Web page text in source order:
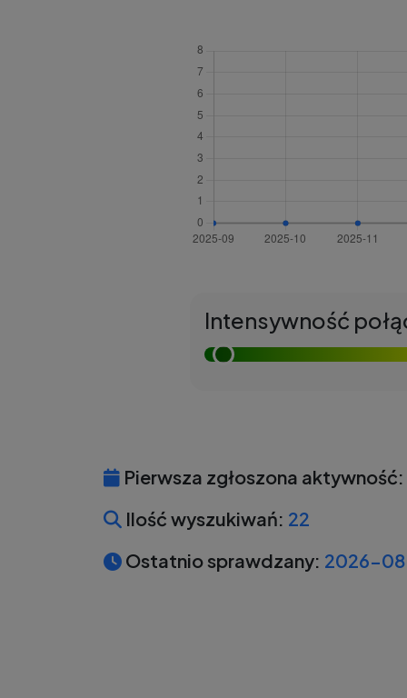
Intensywność
Pierwsza zgłoszona aktywność:
Ilość wyszukiwań: 22
Ostatnio sprawdzany: 2026-